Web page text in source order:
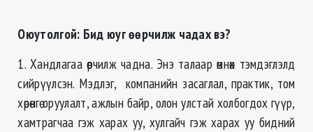
Оюутолгой: Бид юуг өөрчилж чадах вэ?
1. Хандлагаа өөрчилж чадна. Энэ талаар өмнөх тэмдэглэлд
сийрүүлсэн. Мэдлэг, компанийн засаглал, практик, том
хөрөнгө оруулалт, ажлын байр, олон улстай холбогдох гүүр,
хамтрагчаа гэж харах уу, хулгайч гэж харах уу бидний